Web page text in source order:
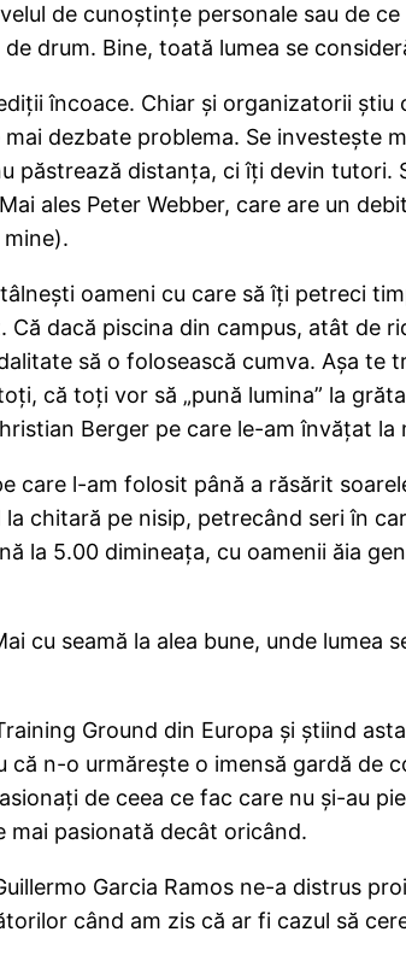
de cunoştinţe personale sau de
drum. Bine, toată lumea se
încoace. Chiar şi organizatorii
dezbate problema. Se investeşte
păstrează distanţa, ci îţi devin
ales Peter Webber, care are un
oameni cu care să îţi petreci
dacă piscina din campus, atât de
să o folosească cumva. Aşa te
că toţi vor să „pună lumina” la
Berger pe care le-am învăţat la
l-am folosit până a răsărit
chitară pe nisip, petrecând seri în
la 5.00 dimineaţa, cu oamenii ăia
cu seamă la alea bune, unde lumea
Ground din Europa şi ştiind
n-o urmăreşte o imensă gardă de
de ceea ce fac care nu şi-au
mai pasionată decât oricând.
Garcia Ramos ne-a distrus
când am zis că ar fi cazul să